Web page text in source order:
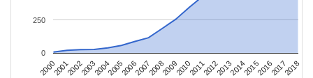
2000200120022003200420052006200720082009201020112012201320142015201620172018
0
250